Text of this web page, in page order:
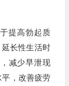
提高勃起质
长性生活时
减少早泄现
，改善疲劳